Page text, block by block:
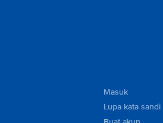
Masuk
Lupa kata sandi